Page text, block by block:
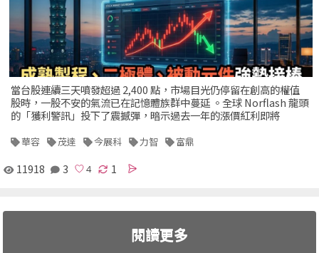
當台股連續三天噴發超過 2,400 點，市場目光仍停留在創高的權值
股時，一股不安的氣流已在記憶體族群中蔓延 。全球 Norflash 龍頭
的「獲利警訊」投下了震撼彈，暗示過去一年的漲價紅利即將
華容 茂達 今展科 力智 富鼎
11918 3 1
閱讀更多